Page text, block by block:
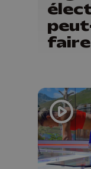
faire